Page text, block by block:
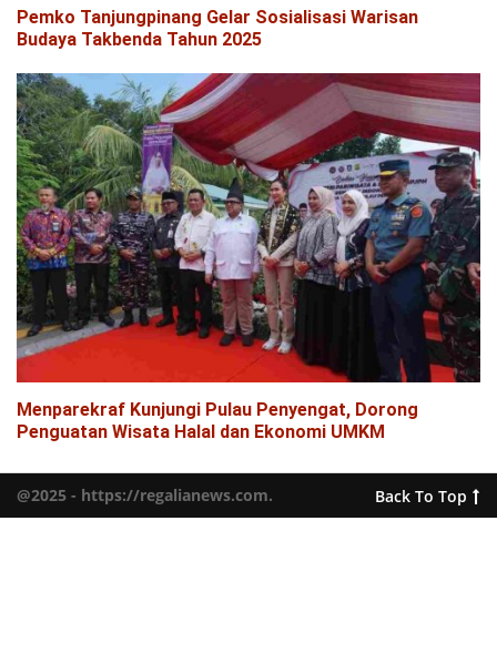
Pemko Tanjungpinang Gelar Sosialisasi Warisan
Budaya Takbenda Tahun 2025
Menparekraf Kunjungi Pulau Penyengat, Dorong
Penguatan Wisata Halal dan Ekonomi UMKM
@2025 - https://regalianews.com. Back To Top